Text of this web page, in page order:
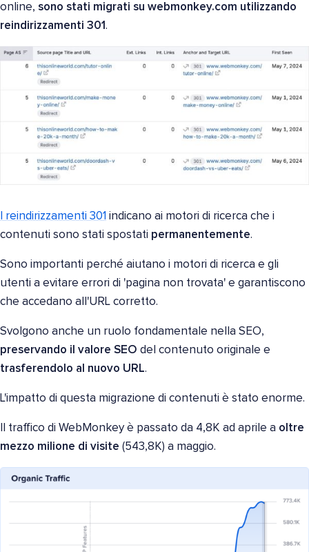
online, sono stati migrati su webmonkey.com utilizzando
reindirizzamenti 301.
I reindirizzamenti 301 indicano ai motori di ricerca che i
contenuti sono stati spostati permanentemente.
Sono importanti perché aiutano i motori di ricerca e gli
utenti a evitare errori di 'pagina non trovata' e garantiscono
che accedano all'URL corretto.
Svolgono anche un ruolo fondamentale nella SEO,
preservando il valore SEO del contenuto originale e
trasferendolo al nuovo URL.
L'impatto di questa migrazione di contenuti è stato enorme.
Il traffico di WebMonkey è passato da 4,8K ad aprile a oltre
mezzo milione di visite (543,8K) a maggio.